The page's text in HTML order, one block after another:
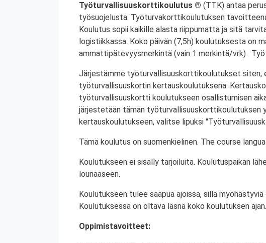
Työturvallisuuskorttikoulutus ® (TTK) antaa
työsuojelusta. Työturvakorttikoulutuksen
Koulutus sopii kaikille alasta riippumatta ja sitä
logistiikkassa. Koko päivän (7,5h) koulutuksesta on
ammattipätevyysmerkintä (vain 1 merkintä/vrk).
Järjestämme työturvallisuuskorttikoulutukset
työturvallisuuskortin kertauskoulutuksena.
työturvallisuuskortti koulutukseen osallistumisen
järjestetään tämän työturvallisuuskorttikoulutuksen
kertauskoulutukseen, valitse lipuksi
Tämä koulutus on suomenkielinen. The course
Koulutukseen ei sisälly tarjoiluita. Koulutuspaikan
lounaaseen.
Koulutukseen tulee saapua ajoissa, sillä
Koulutuksessa on oltava läsnä koko koulutuksen ajan.
Oppimistavoitteet: